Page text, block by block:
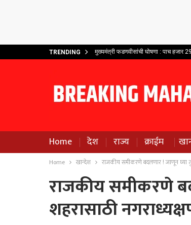
TRENDING मुख्यमंत्री फडणवीसांची घोषणा : पाच हजार
Home देश राज्य क्राईम
Home खान्देश राजकीय समीकरणे बदलणार ! जाणून घ्या
राजकीय समीकरणे
शहरासाठी